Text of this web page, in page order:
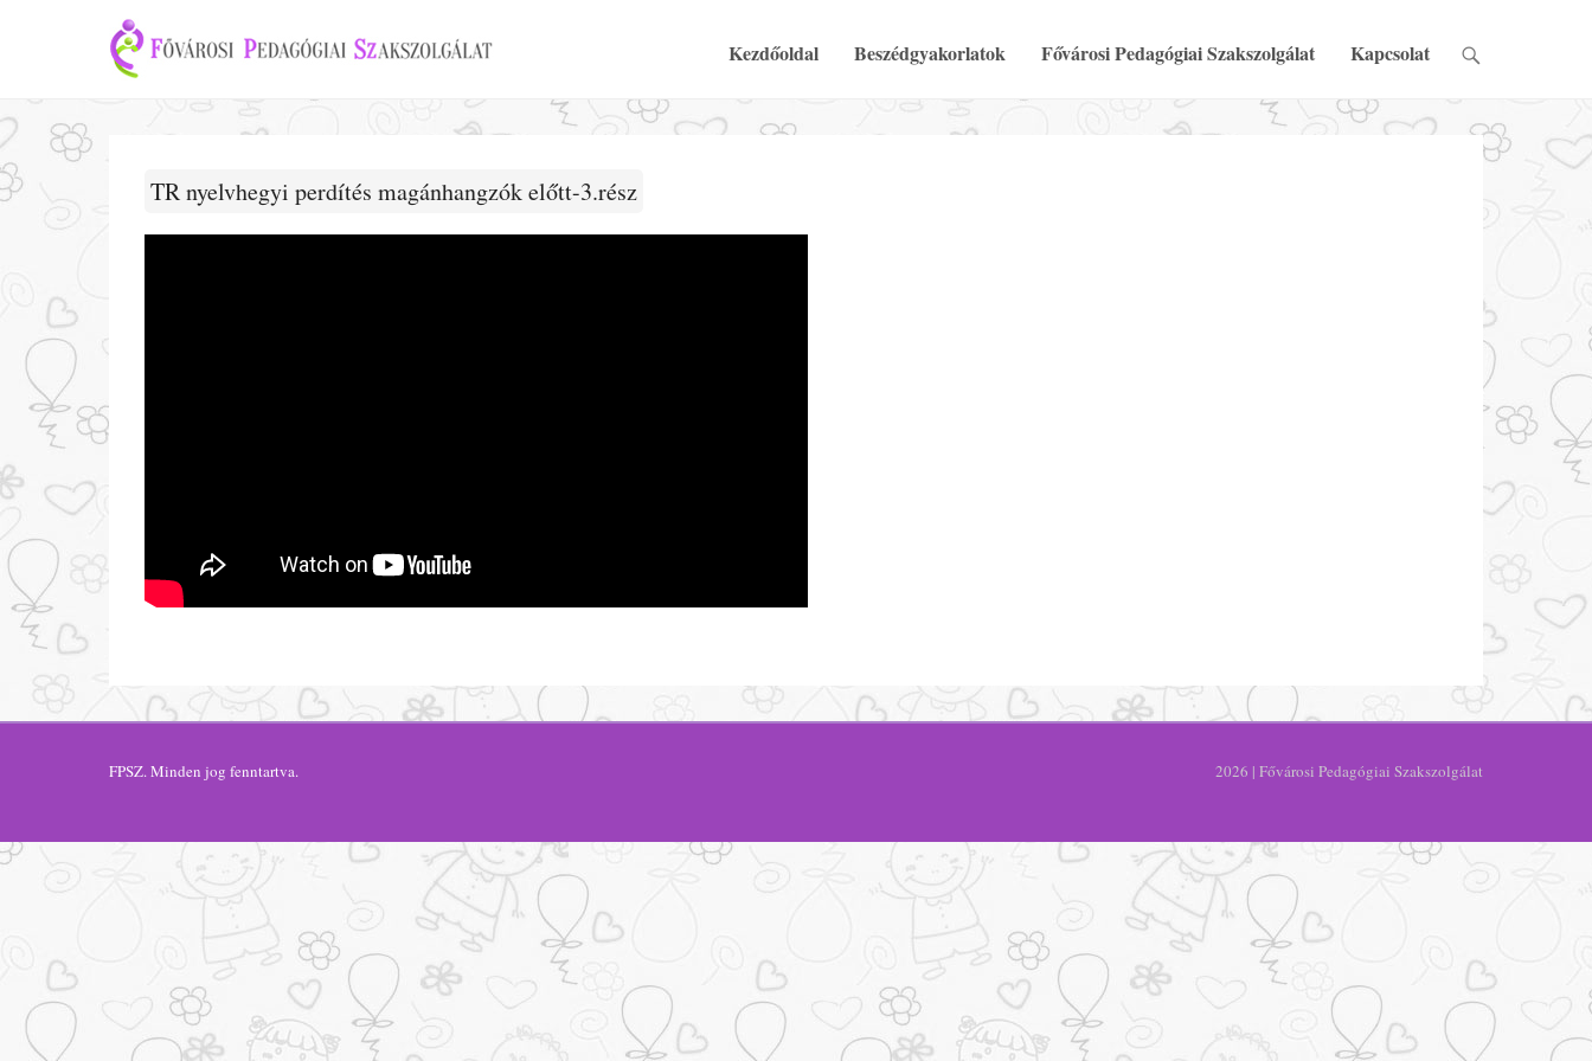
Elsődleges Menü
Tovább a tartalomra
Kezdőoldal Beszédgyakorlatok Fővárosi Pedagógiai Szakszolgálat Kapcsolat
TR nyelvhegyi perdítés magánhangzók előtt-3.rész
FPSZ. Minden jog fenntartva. 2026 | Fővárosi Pedagógiai Szakszolgálat